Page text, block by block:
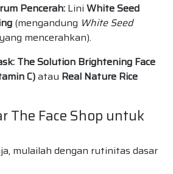
Pencerah:Lini White Seed
(mengandung White Seed
mencerahkan).
The Solution Brightening Face
C)atau Real Nature Rice
The Face Shop untuk
mulailah dengan rutinitas dasar